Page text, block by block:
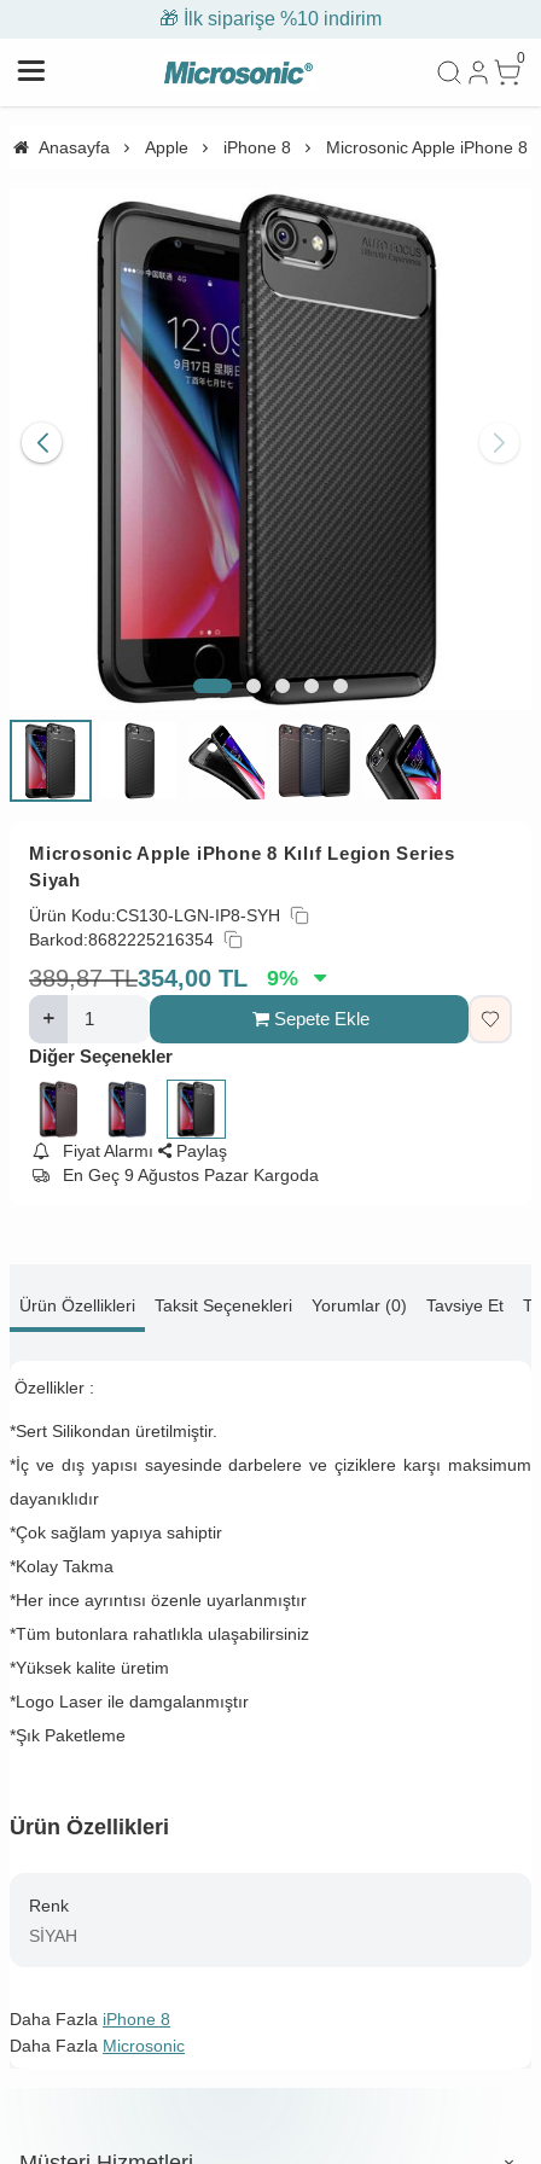
🎁 İlk siparişe %10 indirim
0
Anasayfa Apple iPhone 8 Microsonic Apple iPhone 8
Microsonic Apple iPhone 8 Kılıf Legion Series
Siyah
Ürün Kodu:CS130-LGN-IP8-SYH
Barkod:8682225216354
389,87 TL354,00 TL 9%
Sepete Ekle
Diğer Seçenekler
Fiyat Alarmı
Paylaş
En Geç 9 Ağustos Pazar Kargoda
Ürün Özellikleri Taksit Seçenekleri Yorumlar (0) Tavsiye Et
Özellikler :
*Sert Silikondan üretilmiştir.
*İç ve dış yapısı sayesinde darbelere ve çiziklere karşı maksimum
dayanıklıdır
*Çok sağlam yapıya sahiptir
*Kolay Takma
*Her ince ayrıntısı özenle uyarlanmıştır
*Tüm butonlara rahatlıkla ulaşabilirsiniz
*Yüksek kalite üretim
*Logo Laser ile damgalanmıştır
*Şık Paketleme
Ürün Özellikleri
Renk
SİYAH
Daha Fazla iPhone 8
Daha Fazla Microsonic